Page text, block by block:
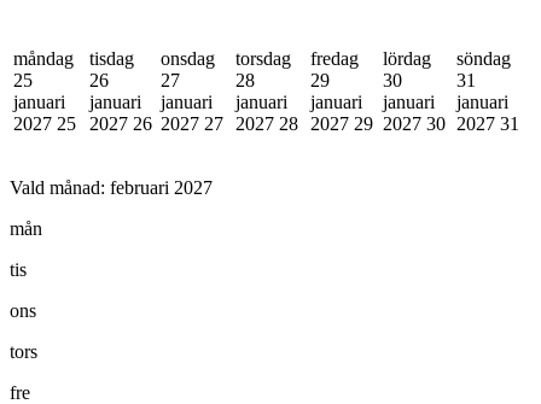
måndag
25
januari
2027 25
tisdag
26
januari
2027 26
onsdag
27
januari
2027 27
torsdag
28
januari
2027 28
fredag
29
januari
2027 29
lördag
30
januari
2027 30
söndag
31
januari
2027 31
Vald månad: februari 2027
mån
tis
ons
tors
fre